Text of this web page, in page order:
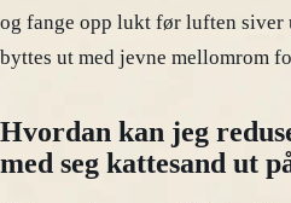
og fange opp lukt før luften siver
byttes ut med jevne mellomrom
Hvordan kan jeg
med seg kattesand ut